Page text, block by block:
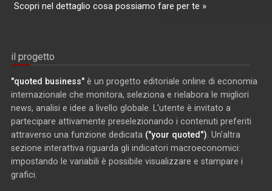
Scopri nel dettaglio cosa possiamo fare per te »
il progetto
"quoted business" è un progetto editoriale online di economia
internazionale che monitora, seleziona e rielabora le migliori
news, analisi e idee a livello globale. L'utente è invitato a
partecipare attivamente preselezionando i contenuti preferiti
attraverso una funzione dedicata ("your quoted") . Un'altra
sezione interattiva riguarda gli indicatori macroeconomici:
impostando le variabili è possibile visualizzare e stampare i
grafici.